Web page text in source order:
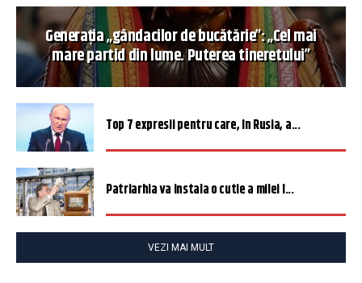
Generația „gândacilor de bucătărie”: „Cel mai
mare partid din lume. Puterea tineretului”
Top 7 expresii pentru care, în Rusia, a...
Patriarhia va instala o cutie a milei î...
VEZI MAI MULT